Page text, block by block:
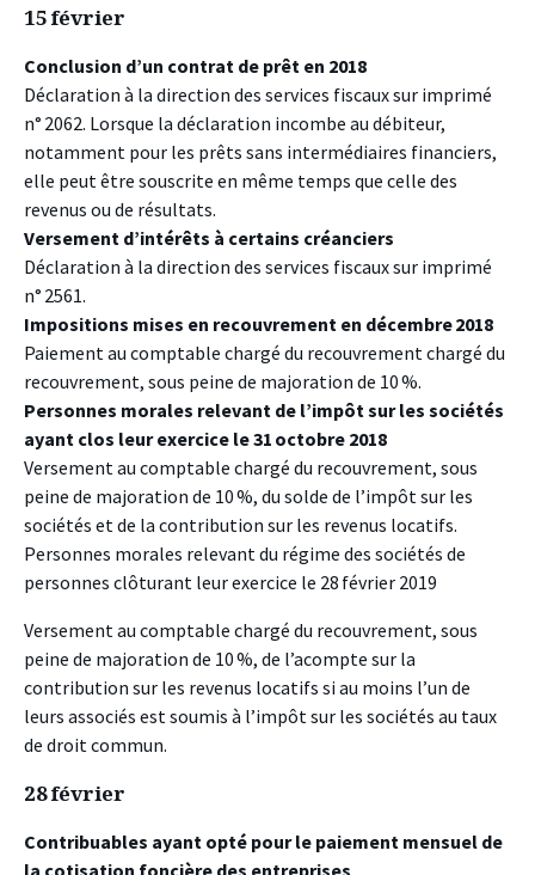
15 février
Conclusion d’un contrat de prêt en 2018
Déclaration à la direction des services fiscaux sur imprimé
n° 2062. Lorsque la déclaration incombe au débiteur,
notamment pour les prêts sans intermédiaires financiers,
elle peut être souscrite en même temps que celle des
revenus ou de résultats.
Versement d’intérêts à certains créanciers
Déclaration à la direction des services fiscaux sur imprimé
n° 2561.
Impositions mises en recouvrement en décembre 2018
Paiement au comptable chargé du recouvrement chargé du
recouvrement, sous peine de majoration de 10 %.
Personnes morales relevant de l’impôt sur les sociétés
ayant clos leur exercice le 31 octobre 2018
Versement au comptable chargé du recouvrement, sous
peine de majoration de 10 %, du solde de l’impôt sur les
sociétés et de la contribution sur les revenus locatifs.
Personnes morales relevant du régime des sociétés de
personnes clôturant leur exercice le 28 février 2019
Versement au comptable chargé du recouvrement, sous
peine de majoration de 10 %, de l’acompte sur la
contribution sur les revenus locatifs si au moins l’un de
leurs associés est soumis à l’impôt sur les sociétés au taux
de droit commun.
28 février
Contribuables ayant opté pour le paiement mensuel de